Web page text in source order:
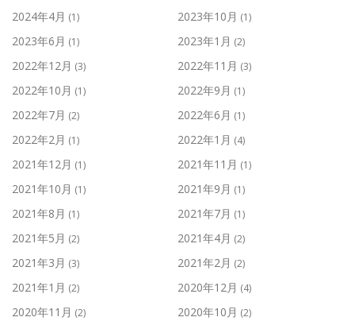
2024年4月 (1) 2023年10月 (1)
2023年6月 (1) 2023年1月 (2)
2022年12月 (3) 2022年11月 (3)
2022年10月 (1) 2022年9月 (1)
2022年7月 (2) 2022年6月 (1)
2022年2月 (1) 2022年1月 (4)
2021年12月 (1) 2021年11月 (1)
2021年10月 (1) 2021年9月 (1)
2021年8月 (1) 2021年7月 (1)
2021年5月 (2) 2021年4月 (2)
2021年3月 (3) 2021年2月 (2)
2021年1月 (2) 2020年12月 (4)
2020年11月 (2) 2020年10月 (2)